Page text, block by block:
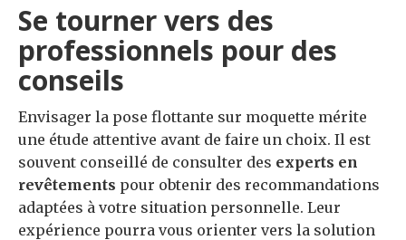
Se tourner vers des
professionnels pour des
conseils
Envisager la pose flottante sur moquette mérite
une étude attentive avant de faire un choix. Il est
souvent conseillé de consulter des experts en
revêtements pour obtenir des recommandations
adaptées à votre situation personnelle. Leur
expérience pourra vous orienter vers la solution